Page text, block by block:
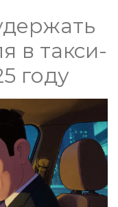
в такси-
году